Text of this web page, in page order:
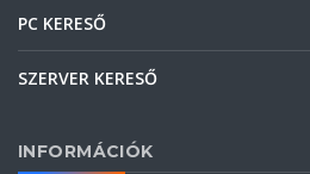
PC KERESŐ
SZERVER KERESŐ
INFORMÁCIÓK